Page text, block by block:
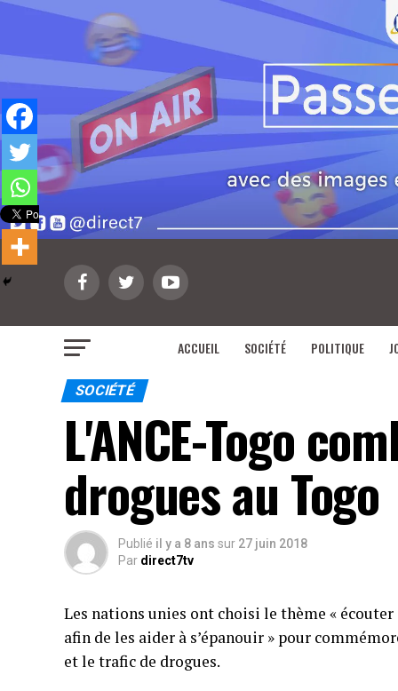
ACCUEIL SOCIÉTÉ POLITIQUE
SOCIÉTÉ
L'ANCE-Togo
drogues au Togo
Publié il y a 8 ans sur 27 juin 2018
Par direct7tv
Les nations unies ont choisi le thème «
afin de les aider à s’épanouir » pour
et le trafic de drogues.